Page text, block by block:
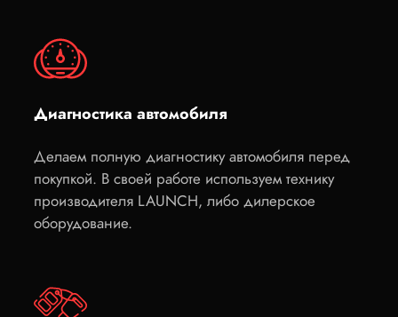
Диагностика автомобиля
Делаем полную диагностику автомобиля перед
покупкой. В своей работе используем технику
производителя LAUNCH, либо дилерское
оборудование.